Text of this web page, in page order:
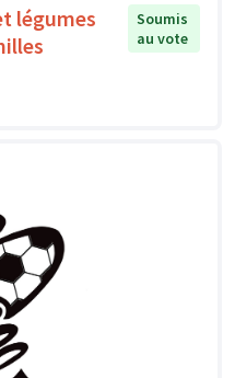
légumes
Soumis
au vote